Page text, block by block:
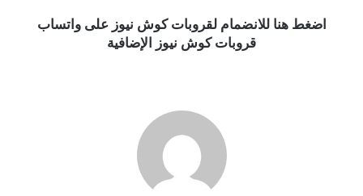
اضغط هنا للانضمام لقروبات كوش نيوز على واتساب
قروبات كوش نيوز الإضافية